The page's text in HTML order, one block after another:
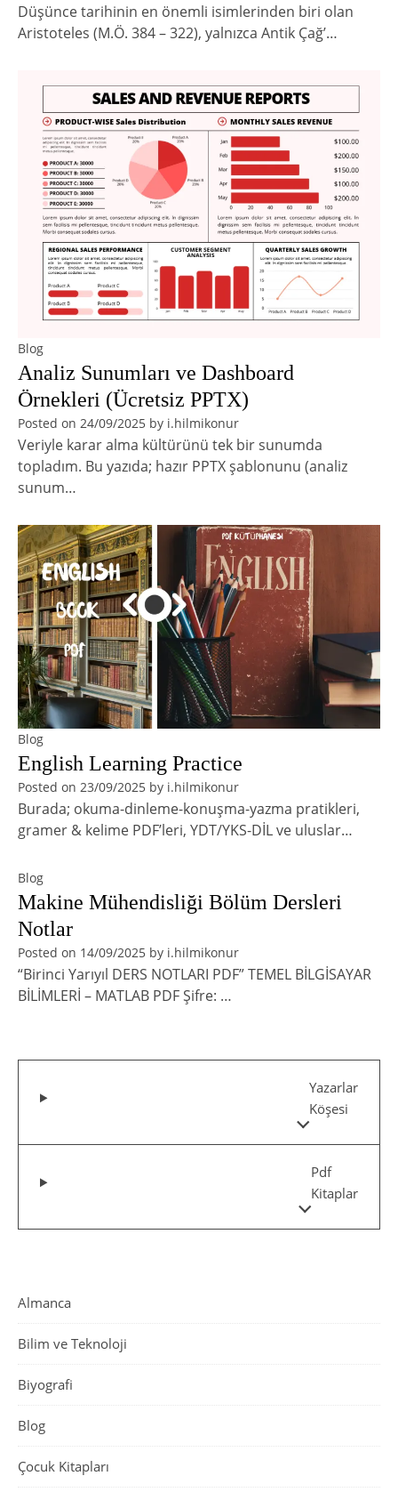
Düşünce tarihinin en önemli isimlerinden biri olan
Aristoteles (M.Ö. 384 – 322), yalnızca Antik Çağ’…
Blog
Analiz Sunumları ve Dashboard
Örnekleri (Ücretsiz PPTX)
Posted on 24/09/2025 by i.hilmikonur
Veriyle karar alma kültürünü tek bir sunumda
topladım. Bu yazıda; hazır PPTX şablonunu (analiz
sunum…
Blog
English Learning Practice
Posted on 23/09/2025 by i.hilmikonur
Burada; okuma-dinleme-konuşma-yazma pratikleri,
gramer & kelime PDF’leri, YDT/YKS-DİL ve uluslar…
Blog
Makine Mühendisliği Bölüm Dersleri
Notlar
Posted on 14/09/2025 by i.hilmikonur
“Birinci Yarıyıl DERS NOTLARI PDF” TEMEL BİLGİSAYAR
BİLİMLERİ – MATLAB PDF Şifre: …
Yazarlar
Köşesi
Pdf
Kitaplar
Almanca
Bilim ve Teknoloji
Biyografi
Blog
Çocuk Kitapları